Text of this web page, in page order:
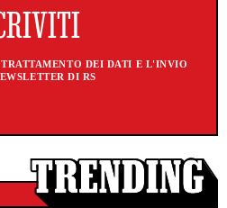
DEI DATI E L'INVIO
DI RS